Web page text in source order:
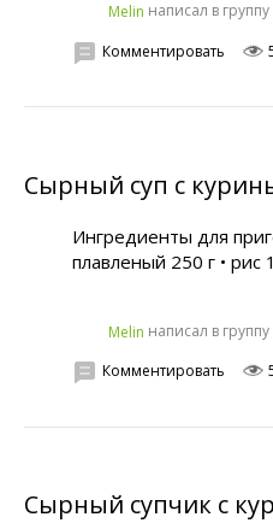
Melin написал в группу
Комментировать
Сырный суп с
Ингредиенты для
плавленый 250 г • рис
Melin написал в группу
Комментировать
Сырный супчик с